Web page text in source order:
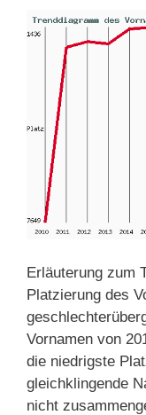
Erläuterung zum
Platzierung des
Vornamen von
die niedrigste
gleichklingende
nicht